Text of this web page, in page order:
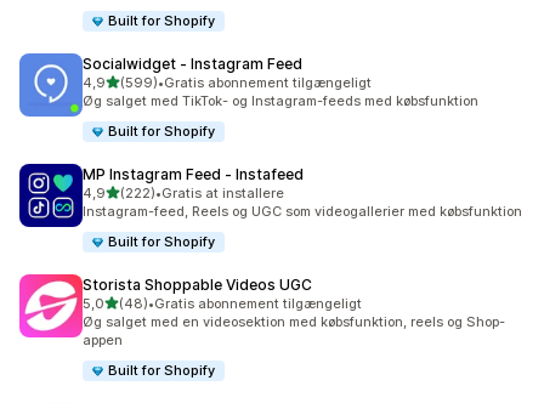
Built for Shopify
Socialwidget ‑ Instagram Feed
4,9ud af 5 stjerner
(599)
599 anmeldelser i alt
•Gratis abonnement tilgængeligt
Øg salget med TikTok- og Instagram-feeds med købsfunktion
Built for Shopify
MP Instagram Feed ‑ Instafeed
4,9ud af 5 stjerner
(222)
222 anmeldelser i alt
•Gratis at installere
Instagram-feed, Reels og UGC som videogallerier med købsfunktion
Built for Shopify
Storista Shoppable Videos UGC
5,0ud af 5 stjerner
(48)
48 anmeldelser i alt
•Gratis abonnement tilgængeligt
Øg salget med en videosektion med købsfunktion, reels og Shop-
appen
Built for Shopify